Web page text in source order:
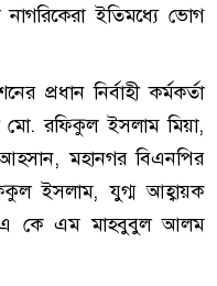
ইতিমধ্যে ভোগ
প্রধান নির্বাহী কর্মকর্তা
রফিকুল ইসলাম মিয়া,
মহানগর বিএনপির
ইসলাম, যুগ্ম আহ্বায়ক
কে এম মাহবুবুল আলম